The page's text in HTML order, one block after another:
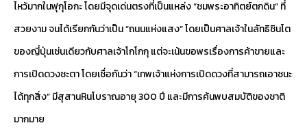
ไหว้มากในฟุกุโอกะ โดยมีจุดเด่นตรงที่เป็นแหล่ง “ชมพระอาทิตย์ตกดิน” ที่
สวยงาม จนได้เรียกกันว่าเป็น “ถนนแห่งแสง” โดยเป็นศาลเจ้าในลัทธิชินโต
ของญี่ปุ่นเช่นเดียวกับศาลเจ้าโกโกกุ แต่จะเน้นขอพรเรื่องการค้าขายและ
การเปิดดวงชะตา โดยเชื่อกันว่า “เทพเจ้าแห่งการเปิดดวงที่สามารถเอาชนะ
ได้ทุกสิ่ง” มีสุสานหินโบราณอายุ 300 ปี และมีการค้นพบสมบัติของชาติ
มากมาย